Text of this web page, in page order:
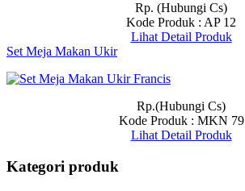
Rp. (Hubungi Cs)
Kode Produk : AP 12
Lihat Detail Produk
Set Meja Makan Ukir
Rp.(Hubungi Cs)
Kode Produk : MKN 79
Lihat Detail Produk
Kategori produk